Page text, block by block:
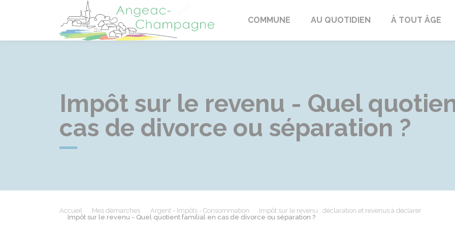
Angeac-Champagne
COMMUNE AU QUOTIDIEN À TOUT ÂGE
Impôt sur le revenu - Quel
cas de divorce ou séparation ?
Accueil Mes démarches Argent - Impôts - Consommation
Impôt sur le revenu : déclaration et revenus à déclarer
Impôt sur le revenu - Quel quotient familial en cas de divorce ou séparation ?